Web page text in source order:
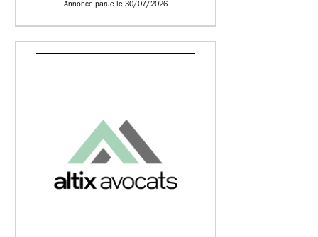
Annonce parue le 30/07/2026